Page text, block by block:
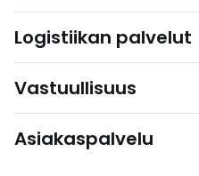
Logistiikan palvelut
Vastuullisuus
Asiakaspalvelu